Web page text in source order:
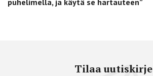
Tilaa uutiskirje